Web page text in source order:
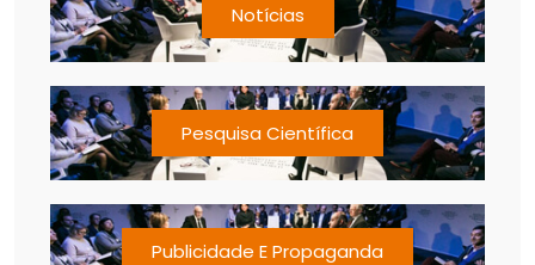
Notícias
Pesquisa Científica
Publicidade E Propaganda